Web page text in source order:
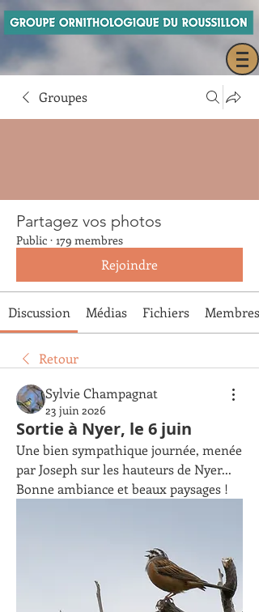
Groupes
Partagez vos photos
Public · 179 membres
Rejoindre
Discussion Médias Fichiers Membres
Retour
Sylvie Champagnat
23 juin 2026
Sortie à Nyer, le 6 juin
Une bien sympathique journée, menée
par Joseph sur les hauteurs de Nyer...
Bonne ambiance et beaux paysages !